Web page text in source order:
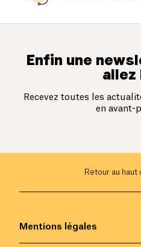
Enfin une
allez
Recevez toutes les
en avant-
Retour au haut
Mentions légales